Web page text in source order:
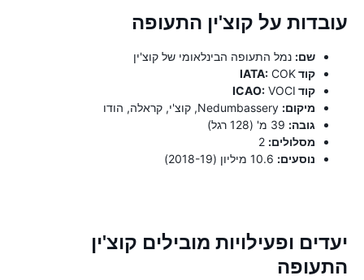
עובדות על קוצ'ין התעופה
שם: נמל התעופה הבינלאומי של קוצ'ין
קוד IATA:COK
קוד ICAO: VOCI
מיקום:
גובה:
מסלולים:
נוסעים:
יעדים ופעילויות מובילים קוצ'ין
התעופה